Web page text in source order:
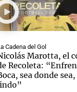
Cadena del Gol
Marotta, el
Recoleta:
sea donde sea,